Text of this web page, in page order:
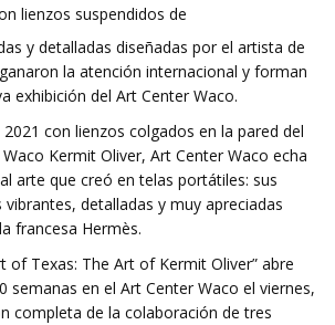
lienzos suspendidos de
y detalladas diseñadas por el artista de
la atención internacional y forman
exhibición del Art Center Waco.
con lienzos colgados en la pared del
Kermit Oliver, Art Center Waco echa
arte que creó en telas portátiles: sus
detalladas y muy apreciadas
francesa Hermès.
of Texas: The Art of Kermit Oliver” abre
semanas en el Art Center Waco el viernes,
completa de la colaboración de tres